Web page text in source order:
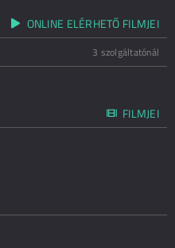
ONLINE ELÉRHETŐ FILMJEI
3 szolgáltatónál
FILMJEI